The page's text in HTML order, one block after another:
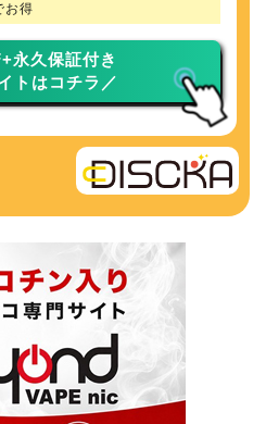
お得
永久保証付き
トはコチラ／